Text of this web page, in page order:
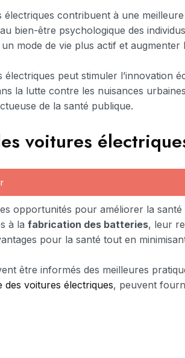
électriques contribuent à une
bien-être psychologique des
mode de vie plus actif et augmenter
peut stimuler l’innovation
la lutte contre les nuisances
de la santé publique.
voitures
opportunités pour améliorer la santé
à la fabrication des batteries, leur
pour la santé tout en
être informés des meilleures
des voitures électriques, peuvent